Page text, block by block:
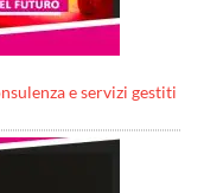
e servizi gestiti